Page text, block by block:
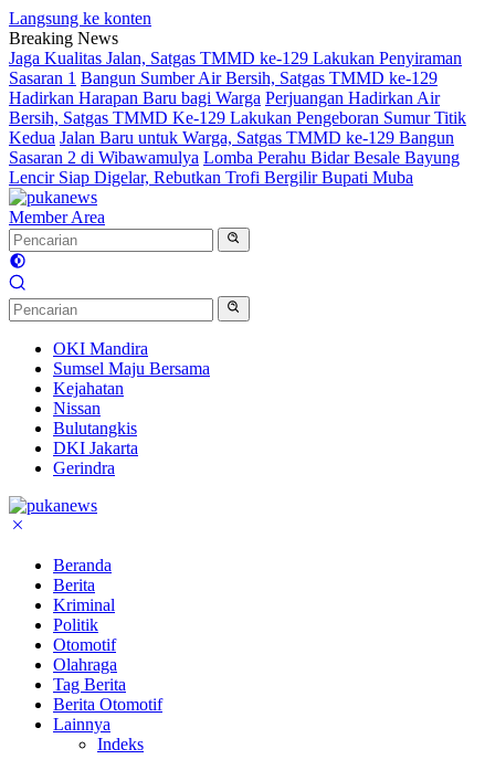
Langsung ke konten
Breaking News
Jaga Kualitas Jalan, Satgas TMMD ke-129 Lakukan Penyiraman
Sasaran 1 Bangun Sumber Air Bersih, Satgas TMMD ke-129
Hadirkan Harapan Baru bagi Warga Perjuangan Hadirkan Air
Bersih, Satgas TMMD Ke-129 Lakukan Pengeboran Sumur Titik
Kedua Jalan Baru untuk Warga, Satgas TMMD ke-129 Bangun
Sasaran 2 di Wibawamulya Lomba Perahu Bidar Besale Bayung
Lencir Siap Digelar, Rebutkan Trofi Bergilir Bupati Muba
Member Area
OKI Mandira
Sumsel Maju Bersama
Kejahatan
Nissan
Bulutangkis
DKI Jakarta
Gerindra
Beranda
Berita
Kriminal
Politik
Otomotif
Olahraga
Tag Berita
Berita Otomotif
Lainnya
Indeks